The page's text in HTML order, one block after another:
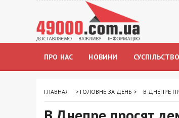
ПРО НАС НОВИНИ СУСПІЛЬСТВО
ГЛАВНАЯ > ГОЛОВНЕ ЗА ДЕНЬ > В ДНЕПРЕ